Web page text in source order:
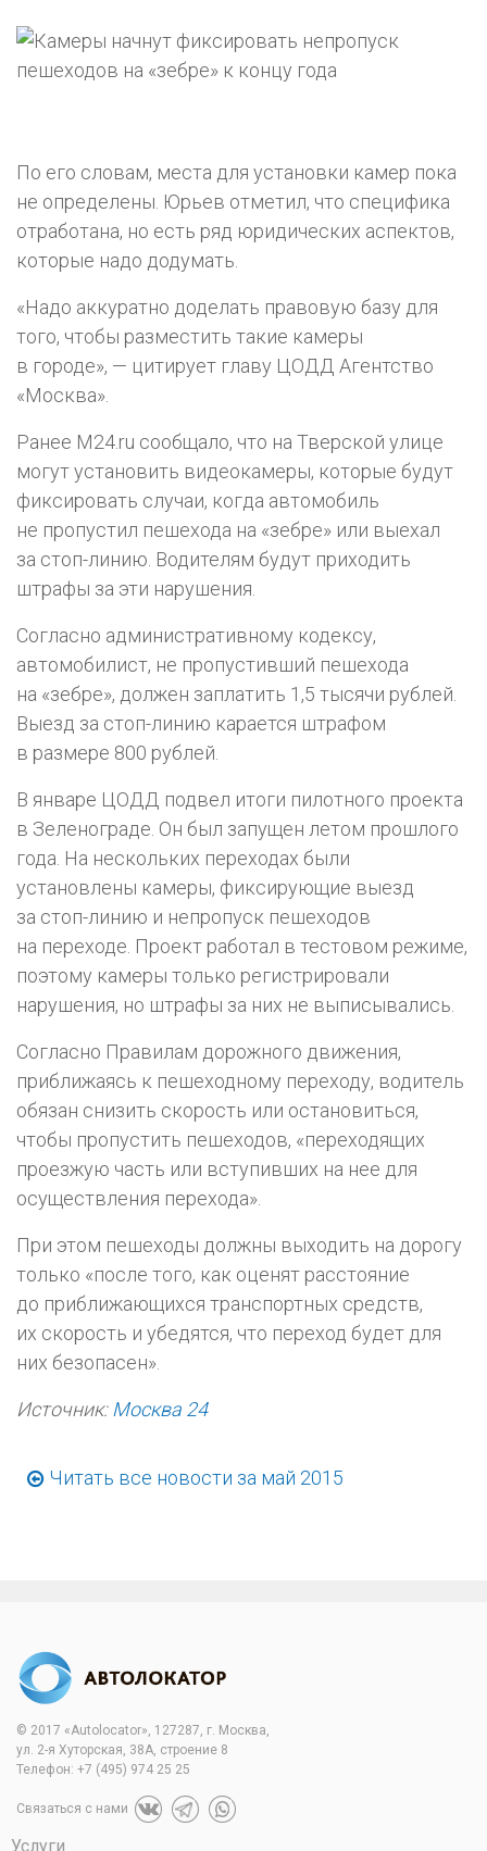
По его словам, места для установки камер пока
не определены. Юрьев отметил, что специфика
отработана, но есть ряд юридических аспектов,
которые надо додумать.
«Надо аккуратно доделать правовую базу для
того, чтобы разместить такие камеры
в городе», — цитирует главу ЦОДД Агентство
«Москва».
Ранее M24.ru сообщало, что на Тверской улице
могут установить видеокамеры, которые будут
фиксировать случаи, когда автомобиль
не пропустил пешехода на «зебре» или выехал
за стоп-линию . Водителям будут приходить
штрафы за эти нарушения.
Согласно административному кодексу,
автомобилист, не пропустивший пешехода
на «зебре», должен заплатить 1,5 тысячи рублей.
Выезд за стоп-линию карается штрафом
в размере 800 рублей.
В январе ЦОДД подвел итоги пилотного проекта
в Зеленограде. Он был запущен летом прошлого
года. На нескольких переходах были
установлены камеры, фиксирующие выезд
за стоп-линию и непропуск пешеходов
на переходе. Проект работал в тестовом режиме,
поэтому камеры только регистрировали
нарушения, но штрафы за них не выписывались.
Согласно Правилам дорожного движения,
приближаясь к пешеходному переходу, водитель
обязан снизить скорость или остановиться,
чтобы пропустить пешеходов, «переходящих
проезжую часть или вступивших на нее для
осуществления перехода».
При этом пешеходы должны выходить на дорогу
только «после того, как оценят расстояние
до приближающихся транспортных средств,
их скорость и убедятся, что переход будет для
них безопасен».
Источник: Москва 24
Читать все новости за май 2015
© 2017 «Autolocator», 127287, г. Москва,
ул. 2-я Хуторская, 38А, строение 8
Телефон: +7 (495) 974 25 25
Связаться с нами
Услуги